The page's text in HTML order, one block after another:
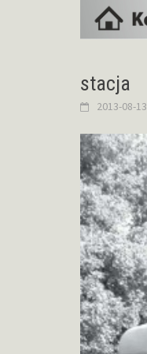
stacja
2013-08-13